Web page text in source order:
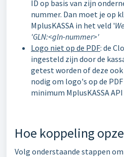
ID op basis van zijn
nummer. Dan moet je op
MplusKASSA in het veld '
'GLN:<gln-nummer>'
Logo niet op de PDF: de
ingesteld zijn door de
getest worden of deze
nodig om logo's op de
minimum MplusKASSA API
Hoe koppeling
Volg onderstaande stappen om